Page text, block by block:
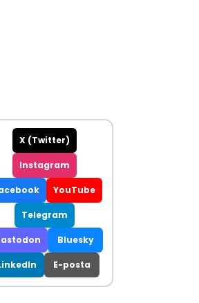
X (Twitter)
Instagram
YouTube
Telegram
Bluesky
E-posta